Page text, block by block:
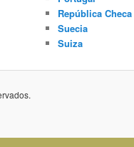
República Checa
Suecia
Suiza